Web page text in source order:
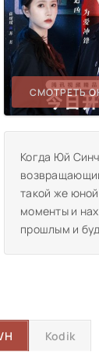
СМОТРЕТЬ
Когда Юй
такой же
моменты и
прошлым и
Kodik